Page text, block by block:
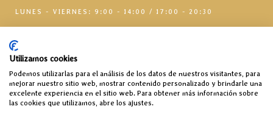
LUNES - VIERNES: 9:00 - 14:00 / 17:00 - 20:30
Utilizamos cookies
Podemos utilizarlas para el análisis de los datos de nuestros visitantes, para
mejorar nuestro sitio web, mostrar contenido personalizado y brindarle una
excelente experiencia en el sitio web. Para obtener más información sobre
las cookies que utilizamos, abre los ajustes.